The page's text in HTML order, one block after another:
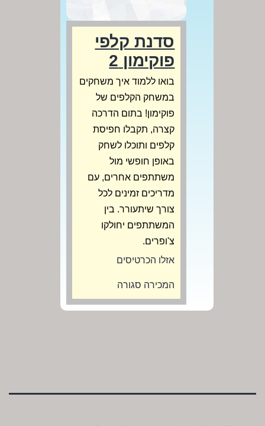
סדנת קלפי
פוקימון 2
בואו ללמוד איך משחקים
במשחק הקלפים של
פוקימון! בתום הדרכה
קצרה, תקבלו חפיסת
קלפים ותוכלו לשחק
באופן חופשי מול
משתתפים אחרים, עם
מדריכים זמינים לכל
צורך שיתעורר. בין
המשתתפים יחולקו
צ'ופרים.
אזלו הכרטיסים
המכירה סגורה